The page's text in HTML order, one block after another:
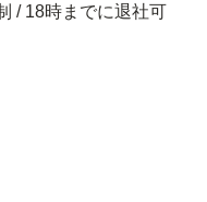
/ 18時までに退社可